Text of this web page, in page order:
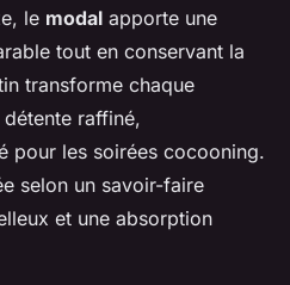
le modal apporte une
tout en conservant la
transforme chaque
raffiné,
pour les soirées cocooning.
selon un savoir-faire
et une absorption